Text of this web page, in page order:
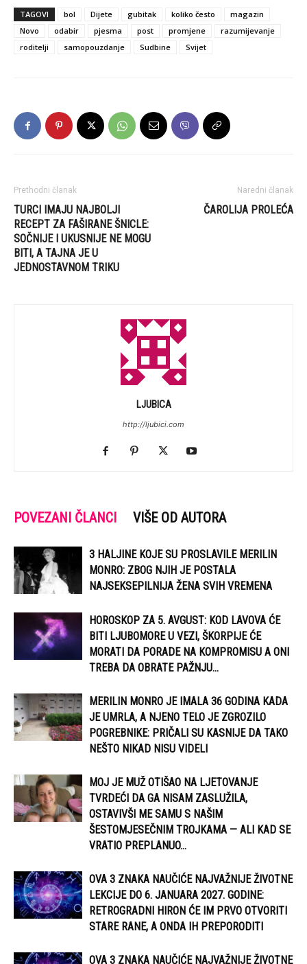
TAGOVI bol Dijete gubitak koliko često
magazin
Novo
odabir pjesma post promjene
razumijevanje
roditelji
samopouzdanje Sudbine Svijet
Prethodni članak
TURCI IMAJU NAJBOLJI
RECEPT ZA FAŠIRANE ŠNICLE:
SOČNIJE I UKUSNIJE NE MOGU
BITI, A TAJNA JE U
JEDNOSTAVNOM TRIKU
Naredni članak
ČAROLIJA PROLEĆA
LJUBICA
http://ljubici.com
POVEZANI ČLANCI VIŠE OD AUTORA
3 HALJINE KOJE SU PROSLAVILE MERILIN
MONRO: ZBOG NJIH JE POSTALA
NAJSEKSEPILNIJA ŽENA SVIH VREMENA
HOROSKOP ZA 5. AVGUST: KOD LAVOVA ĆE
BITI LJUBOMORE U VEZI, ŠKORPIJE ĆE
MORATI DA PORADE NA KOMPROMISU A ONI
TREBA DA OBRATE PAŽNJU...
MERILIN MONRO JE IMALA 36 GODINA KADA
JE UMRLA, A NJENO TELO JE ZGROZILO
POGREBNIKE: PRIČALI SU KASNIJE DA TAKO
NEŠTO NIKAD NISU VIDELI
MOJ JE MUŽ OTIŠAO NA LJETOVANJE
TVRDEĆI DA GA NISAM ZASLUŽILA,
OSTAVIVŠI ME SAMU S NAŠIM
ŠESTOMJESEČNIM TROJKAMA — ALI KAD SE
VRATIO PREPLANUO...
OVA 3 ZNAKA NAUČIĆE NAJVAŽNIJE ŽIVOTNE
LEKCIJE DO 6. JANUARA 2027. GODINE:
RETROGRADNI HIRON ĆE IM PRVO OTVORITI
STARE RANE, A ONDA IH PREPORODITI
OVA 3 ZNAKA NAUČIĆE NAJVAŽNIJE ŽIVOTNE